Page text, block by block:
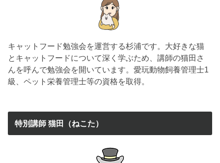
キャットフード勉強会を運営する杉浦です。大好きな猫
とキャットフードについて深く学ぶため、講師の猫田さ
んを呼んで勉強会を開いています。愛玩動物飼養管理士1
級、ペット栄養管理士等の資格を取得。
特別講師 猫田（ねこた）